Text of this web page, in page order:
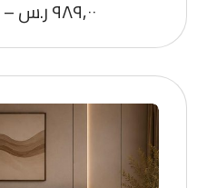
٩٨٩,٠٠ر.س–